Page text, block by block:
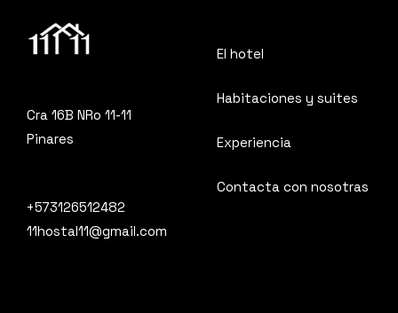
Cra 16B NRo 11-11
Pinares
+573126512482
11hostal11@gmail.com
El hotel
Habitaciones y suites
Experiencia
Contacta con nosotras